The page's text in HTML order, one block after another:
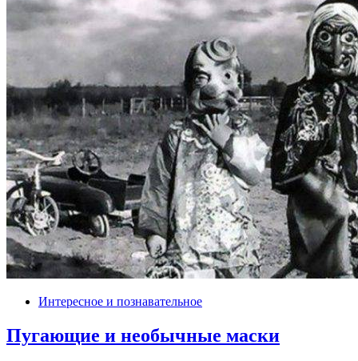
Интересное и познавательное
Пугающие и необычные маски